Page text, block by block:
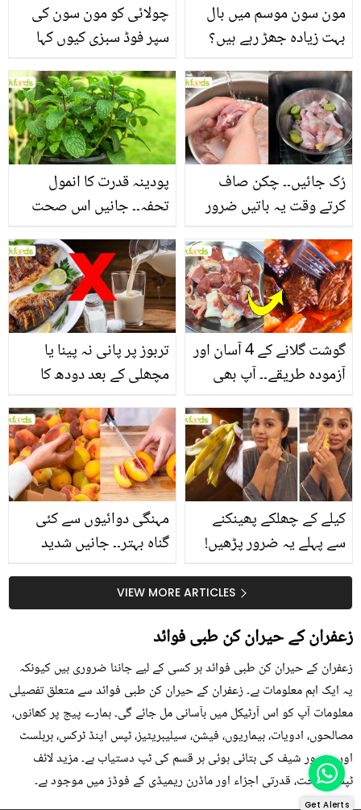
چولائی کو مون سون کی
سپر فوڈ سبزی کیوں کہا
منرلز اور اینٹی آکسیڈنٹس
سے بھرپور اس سبزی کے
فائدے
مون سون موسم میں بال
بہت زیادہ جھڑ رہے ہیں؟
بنانے کے چند قدرتی طریقے
پودینہ قدرت کا انمول
تحفہ۔۔ جانیں اس صحت
انگیز طبی فوائد
رُک جائیں۔۔ چکن صاف
کرتے وقت یہ باتیں ضرور
تربوز پر پانی نہ پینا یا
مچھلی کے بعد دودھ کا
سے متعلق غلط فہمیوں کی
حقیقت کیا ہے اور افواہ
کیا؟
گوشت گلانے کے 4 آسان اور
آزمودہ طریقے۔۔ آپ بھی
بتائے راز
مہنگی دوائیوں سے کئی
گناہ بہتر۔۔ جانیں شدید
کیوں کھانا چاہیے؟
کیلے کے چھلکے پھینکنے
سے پہلے یہ ضرور پڑھیں!
سستا اور قدرتی حلVIEW MORE ARTICLES
زعفران کے حیران کن طبی فوائد
زعفران کے حیران کن طبی فوائد ہر کسی کے لیے جاننا ضروری ہیں کیونکہ
یہ ایک اہم معلومات ہے۔ زعفران کے حیران کن طبی فوائد سے متعلق تفصیلی
معلومات آپ کو اس آرٹیکل میں بآسانی مل جائے گی۔ ہمارے پیج پر کھانوں،
مصالحوں، ادویات، بیماریوں، فیشن، سیلیبریٹیز، ٹپس اینڈ ٹرکس، ہربلسٹ
اور مشہور شیف کی بتائی ہوئی ہر قسم کی ٹپ دستیاب ہے۔ مزید لائف
ٹپس، صحت، قدرتی اجزاء اور ماڈرن ریمیڈی کے فوڈز میں موجود ہے۔
Get Alerts